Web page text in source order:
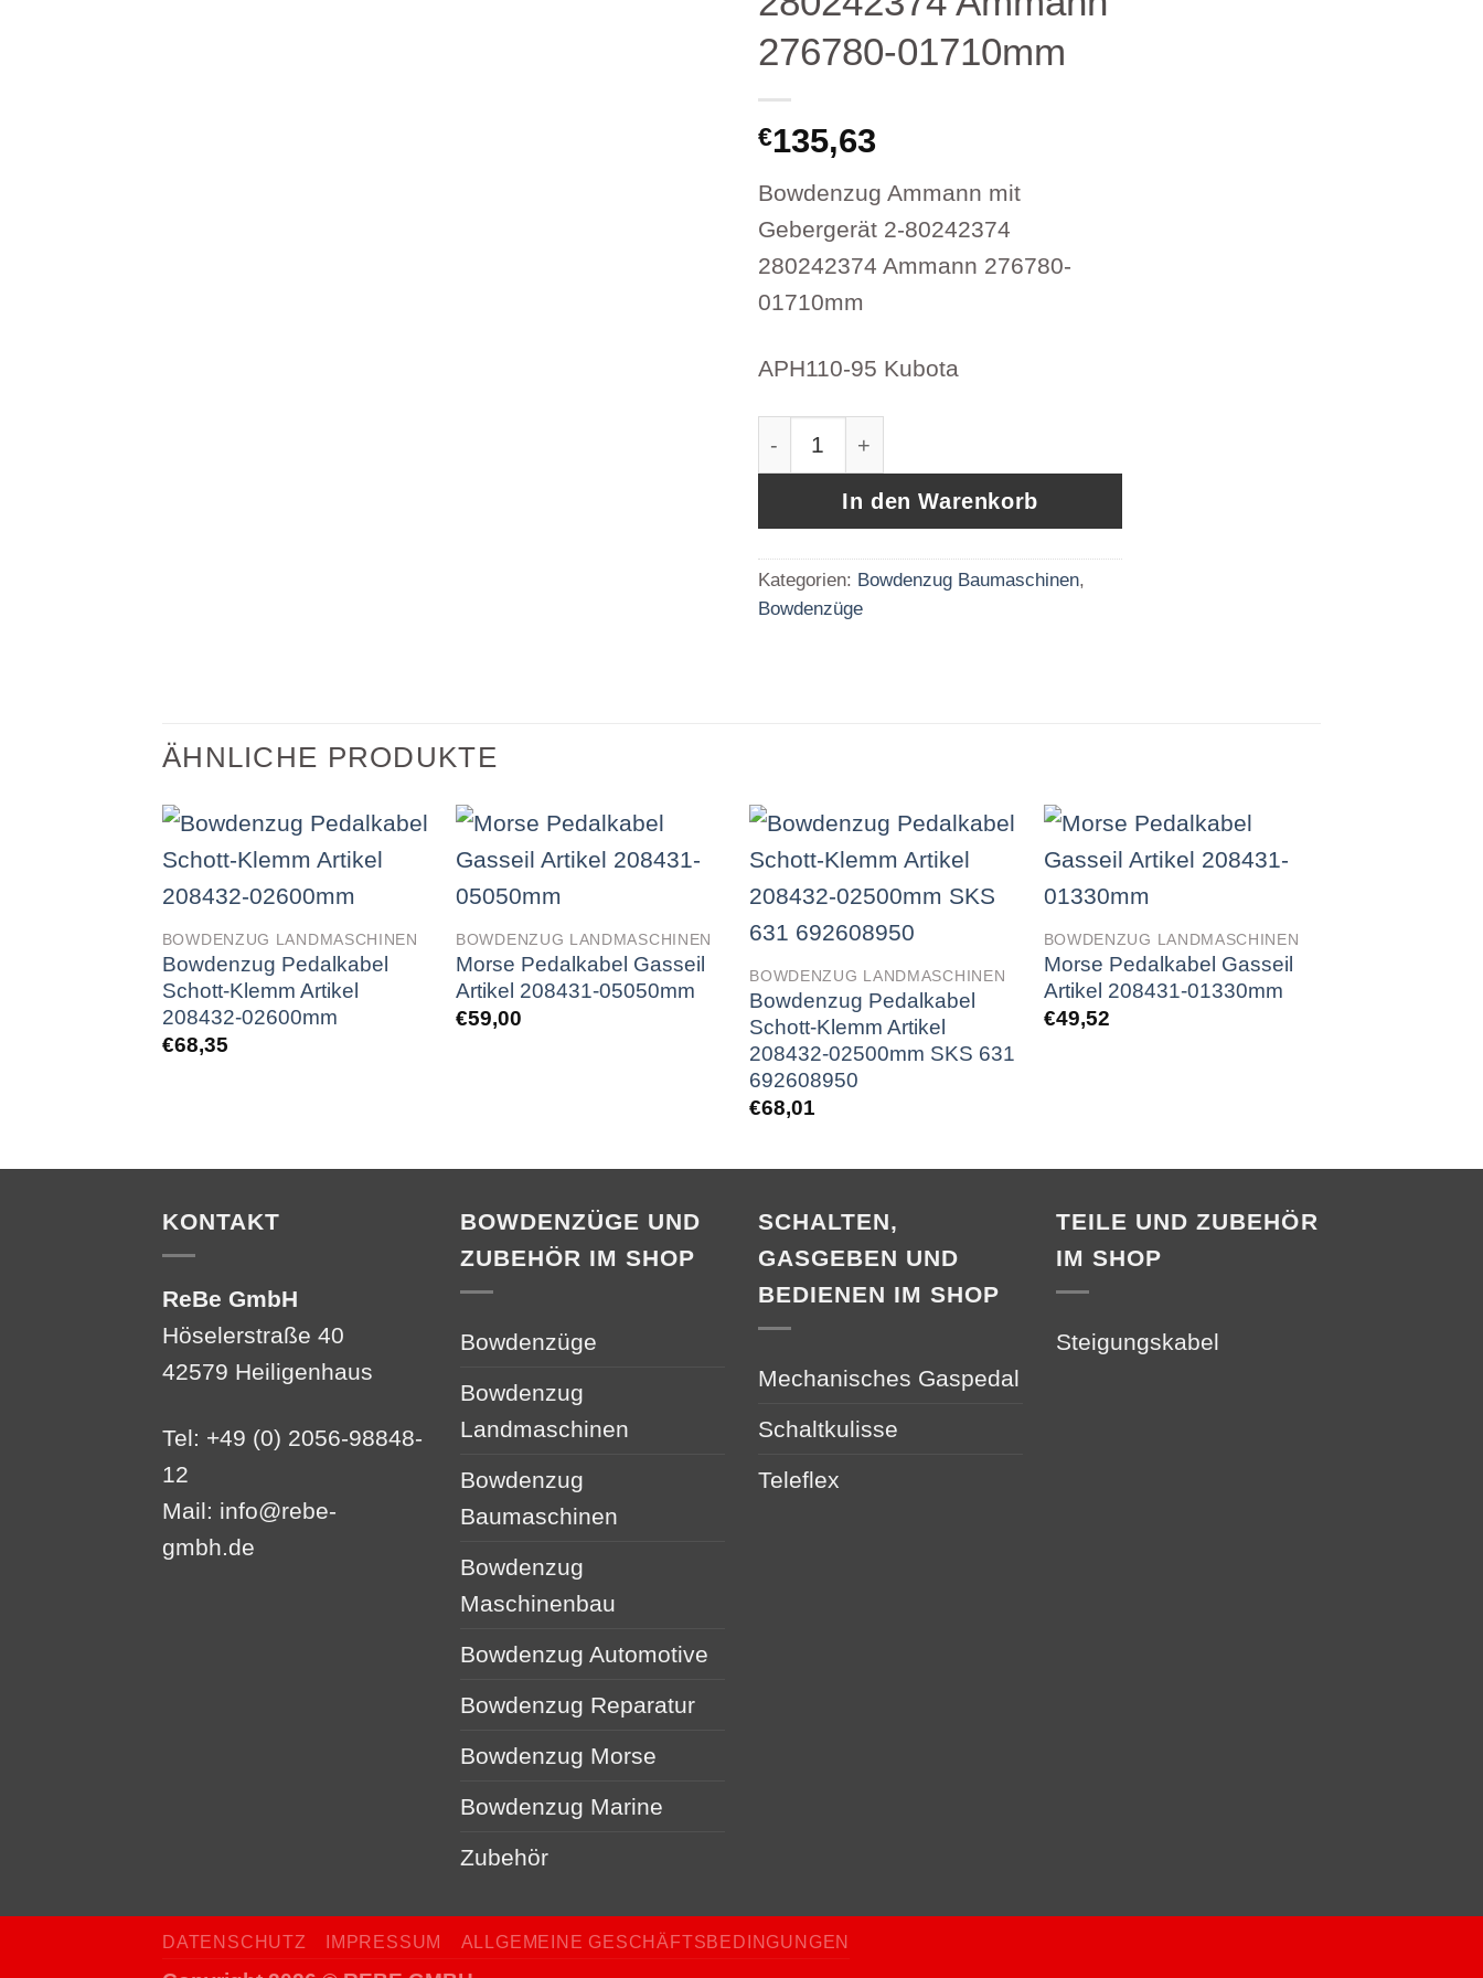
276780-01710mm
€135,63
Bowdenzug Ammann mit
Gebergerät 2-80242374
280242374 Ammann 276780-
01710mm
APH110-95 Kubota
In den Warenkorb
Kategorien: Bowdenzug Baumaschinen,
Bowdenzüge
ÄHNLICHE PRODUKTE
BOWDENZUG LANDMASCHINEN
Bowdenzug Pedalkabel
Schott-Klemm Artikel
208432-02600mm
€68,35
BOWDENZUG LANDMASCHINEN
Morse Pedalkabel Gasseil
Artikel 208431-05050mm
€59,00
BOWDENZUG LANDMASCHINEN
Bowdenzug Pedalkabel
Schott-Klemm Artikel
208432-02500mm SKS 631
692608950
€68,01
BOWDENZUG LANDMASCHINEN
Morse Pedalkabel Gasseil
Artikel 208431-01330mm
€49,52
KONTAKT
ReBe GmbH
Höselerstraße 40
42579 Heiligenhaus
Tel: +49 (0) 2056-98848-
12
Mail: info@rebe-
gmbh.de
BOWDENZÜGE UND
ZUBEHÖR IM SHOP
Bowdenzüge
Bowdenzug
Landmaschinen
Bowdenzug
Baumaschinen
Bowdenzug
Maschinenbau
Bowdenzug Automotive
Bowdenzug Reparatur
Bowdenzug Morse
Bowdenzug Marine
Zubehör
SCHALTEN,
GASGEBEN UND
BEDIENEN IM SHOP
Mechanisches Gaspedal
Schaltkulisse
Teleflex
TEILE UND ZUBEHÖR
IM SHOP
Steigungskabel
DATENSCHUTZ IMPRESSUM ALLGEMEINE GESCHÄFTSBEDINGUNGEN